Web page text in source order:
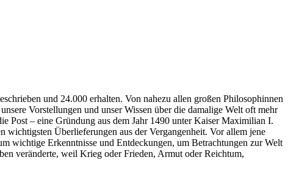
und 24.000 erhalten. Von nahezu allen großen Philosophinnen
Vorstellungen und unser Wissen über die damalige Welt oft mehr
Post – eine Gründung aus dem Jahr 1490 unter Kaiser Maximilian I.
Überlieferungen aus der Vergangenheit. Vor allem jene
wichtige Erkenntnisse und Entdeckungen, um Betrachtungen zur Welt
veränderte, weil Krieg oder Frieden, Armut oder Reichtum,